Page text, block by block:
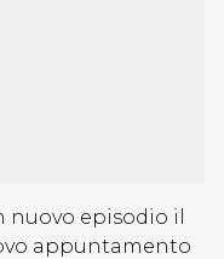
nuovo episodio il
appuntamento